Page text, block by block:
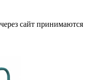
сайт принимаются